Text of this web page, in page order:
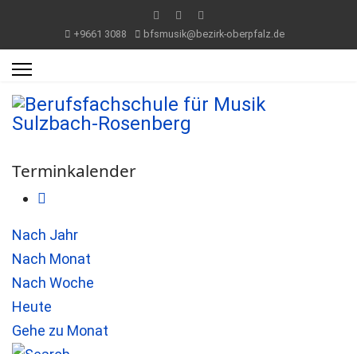
+9661 3088 bfsmusik@bezirk-oberpfalz.de
Terminkalender
Nach Jahr
Nach Monat
Nach Woche
Heute
Gehe zu Monat